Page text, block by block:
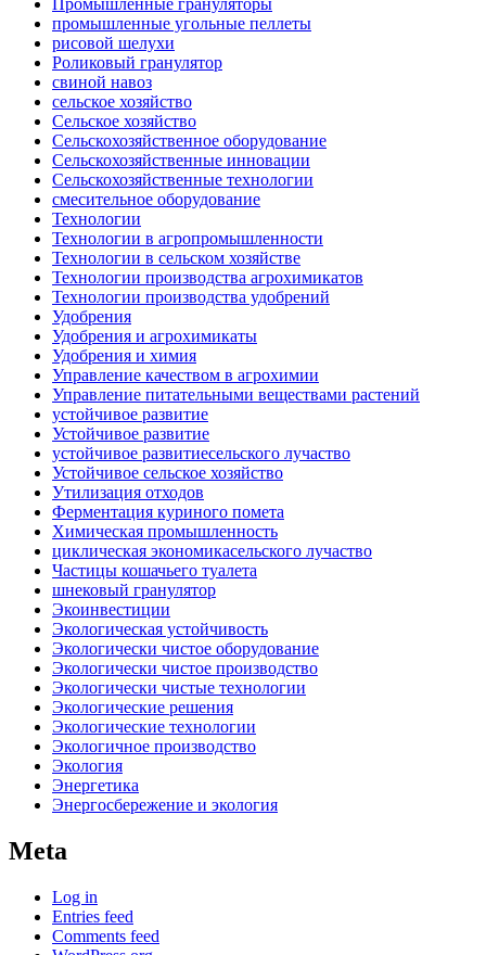
Промышленные грануляторы
промышленные угольные пеллеты
рисовой шелухи
Роликовый гранулятор
свиной навоз
сельское хозяйство
Сельское хозяйство
Сельскохозяйственное оборудование
Сельскохозяйственные инновации
Сельскохозяйственные технологии
смесительное оборудование
Технологии
Технологии в агропромышленности
Технологии в сельском хозяйстве
Технологии производства агрохимикатов
Технологии производства удобрений
Удобрения
Удобрения и агрохимикаты
Удобрения и химия
Управление качеством в агрохимии
Управление питательными веществами растений
устойчивое развитие
Устойчивое развитие
устойчивое развитиесельского лучаство
Устойчивое сельское хозяйство
Утилизация отходов
Ферментация куриного помета
Химическая промышленность
циклическая экономикасельского лучаство
Частицы кошачьего туалета
шнековый гранулятор
Экоинвестиции
Экологическая устойчивость
Экологически чистое оборудование
Экологически чистое производство
Экологически чистые технологии
Экологические решения
Экологические технологии
Экологичное производство
Экология
Энергетика
Энергосбережение и экология
Meta
Log in
Entries feed
Comments feed